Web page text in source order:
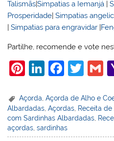
Talismãs|Simpatias a Iemanjá |
Prosperidade|Simpatias
|Simpatias para engravidar |
Partilhe, recomende e vote
Pi
er
e
st
Li
k
e
dI
F
c
e
b
T
itt
er l
Açorda ,Açorda de Alho e
Albardadas ,Açordas Receita
com Sardinhas Albardadas
açordas ,sardinhas